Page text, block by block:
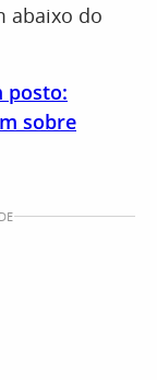
abaixo do
posto:
sobre